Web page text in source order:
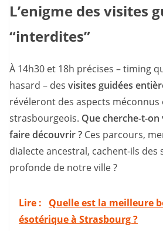
L’enigme des visites
“interdites”
À 14h30 et 18h précises – timing
hasard – des visites guidées
révéleront des aspects
strasbourgeois. Que cherche-t-
faire découvrir ? Ces parcours,
dialecte ancestral, cachent-ils des
profonde de notre ville ?
Lire :
Quelle est la meilleure
ésotérique à Strasbourg ?